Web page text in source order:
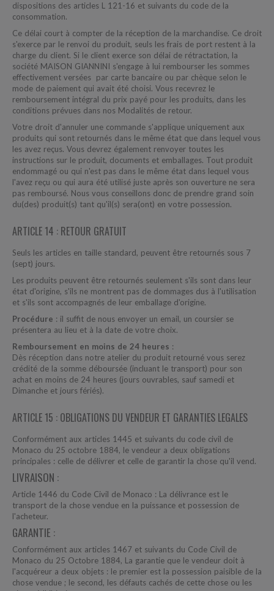
dispositions des articles L 121-16 et suivants du code de la
consommation.
Ce délai court à compter de la réception de la marchandise. Ce droit
s'exerce par le renvoi du produit, seuls les frais de port restent à la
charge du client. Si le client exerce son délai de rétractation, la
société MAISON GIANNINI s'engage à lui rembourser les sommes
effectivement versées par carte bancaire ou par chèque selon le
mode de paiement qui avait été choisi. Vous recevrez le
remboursement intégral du prix payé pour les produits, dans les
conditions prévues dans nos Modalités de retour.
Votre droit d'annuler une commande s'applique uniquement aux
produits qui sont retournés dans le même état que dans lequel vous
les avez reçus. Vous devrez également renvoyer toutes les
instructions sur le produit, documents et emballages. Tout produit
endommagé ou qui n'est pas dans le même état dans lequel vous
l'avez reçu ou qui aura été utilisé juste après son ouverture ne sera
pas remboursé. Nous vous conseillons donc de prendre grand soin
du(des) produit(s) tant qu'il(s) sera(ont) en votre possession.
ARTICLE 14 : RETOUR GRATUIT
Seuls les articles en taille standard, peuvent être retournés sous 7
(sept) jours.
Les produits peuvent être retournés seulement s'ils sont dans leur
état d'origine, s'ils ne montrent pas de dommages dus à l'utilisation
et s'ils sont accompagnés de leur emballage d'origine.
Procédure : il suffit de nous envoyer un email, un coursier se
présentera au lieu et à la date de votre choix.
Remboursement en moins de 24 heures :
Dès réception dans notre atelier du produit retourné vous serez
crédité de la somme déboursée (incluant le transport) pour son
achat en moins de 24 heures (jours ouvrables, sauf samedi et
Dimanche et jours fériés).
ARTICLE 15 : OBLIGATIONS DU VENDEUR ET GARANTIES LEGALES
Conformément aux articles 1445 et suivants du code civil de
Monaco du 25 octobre 1884, le vendeur a deux obligations
principales : celle de délivrer et celle de garantir la chose qu'il vend.
LIVRAISON :
Article 1446 du Code Civil de Monaco : La délivrance est le
transport de la chose vendue en la puissance et possession de
l'acheteur.
GARANTIE :
Conformément aux articles 1467 et suivants du Code Civil de
Monaco du 25 Octobre 1884, La garantie que le vendeur doit à
l'acquéreur a deux objets : le premier est la possession paisible de la
chose vendue ; le second, les défauts cachés de cette chose ou les